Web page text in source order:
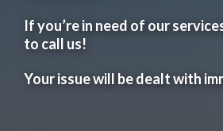
If you’re in need of our
to call us!
Your issue will be dealt with